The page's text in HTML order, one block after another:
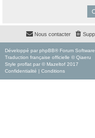
Nous contacter
Développé par phpBB® Forum
Traduction française officielle © Qiaeru
Style proflat par © Mazeltof 2017
Confidentialité | Conditions